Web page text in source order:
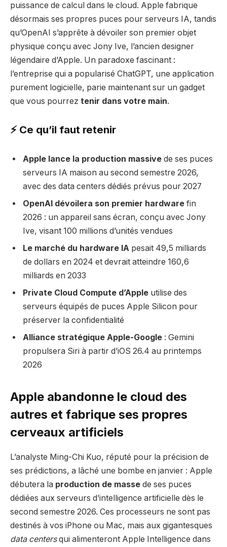
puissance de calcul dans le cloud. Apple fabrique
désormais ses propres puces pour serveurs IA, tandis
qu’OpenAI s’apprête à dévoiler son premier objet
physique conçu avec Jony Ive, l’ancien designer
légendaire d’Apple. Un paradoxe fascinant :
l’entreprise qui a popularisé ChatGPT, une application
purement logicielle, parie maintenant sur un gadget
que vous pourrez tenir dans votre main.
⚡ Ce qu’il faut retenir
Apple lance la production massive de ses puces
serveurs IA maison au second semestre 2026,
avec des data centers dédiés prévus pour 2027
OpenAI dévoilera son premier hardware fin
2026 : un appareil sans écran, conçu avec Jony
Ive, visant 100 millions d’unités vendues
Le marché du hardware IA pesait 49,5 milliards
de dollars en 2024 et devrait atteindre 160,6
milliards en 2033
Private Cloud Compute d’Apple utilise des
serveurs équipés de puces Apple Silicon pour
préserver la confidentialité
Alliance stratégique Apple-Google : Gemini
propulsera Siri à partir d’iOS 26.4 au printemps
2026
Apple abandonne le cloud des
autres et fabrique ses propres
cerveaux artificiels
L’analyste Ming-Chi Kuo, réputé pour la précision de
ses prédictions, a lâché une bombe en janvier : Apple
débutera la production de masse de ses puces
dédiées aux serveurs d’intelligence artificielle dès le
second semestre 2026. Ces processeurs ne sont pas
destinés à vos iPhone ou Mac, mais aux gigantesques
data centersqui alimenteront Apple Intelligence dans